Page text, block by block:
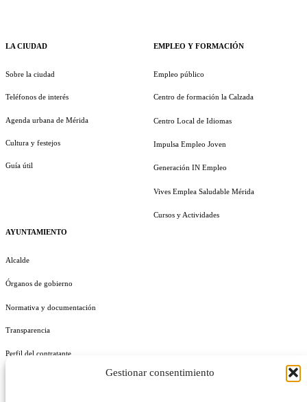
Gestionar consentimiento
LA CIUDAD
Sobre la ciudad
Teléfonos de interés
Agenda urbana de Mérida
Cultura y festejos
Guía útil
AYUNTAMIENTO
Alcalde
Órganos de gobierno
Normativa y documentación
Transparencia
Perfil del contratante
EMPLEO Y FORMACIÓN
Empleo público
Centro de formación la Calzada
Centro Local de Idiomas
Impulsa Empleo Joven
Generación IN Empleo
Vives Emplea Saludable Mérida
Cursos y Actividades